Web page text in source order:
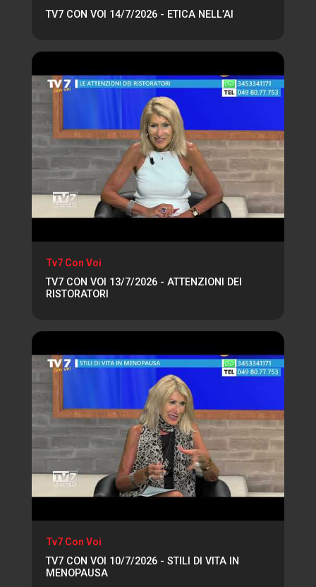
TV7 CON VOI 14/7/2026 - ETICA NELL’AI
Tv7 Con Voi
TV7 CON VOI 13/7/2026 - ATTENZIONI DEI
RISTORATORI
Tv7 Con Voi
TV7 CON VOI 10/7/2026 - STILI DI VITA IN
MENOPAUSA